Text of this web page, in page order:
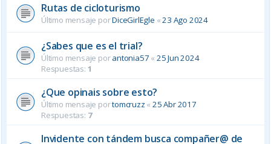
Rutas de cicloturismo
Último mensaje porDiceGirlEgle «23 Ago 2024
¿Sabes que es el trial?
Último mensaje porantonia57 « 25 Jun 2024
Respuestas: 1
¿Que opinais sobre esto?
Último mensaje portomcruzz «25 Abr 2017
Respuestas: 7
Invidente con tándem busca compañer@ de